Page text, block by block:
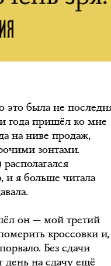
была не
года пришёл ко мне
на ниве продаж,
зонтами.
и я больше читала
он — мой третий
кроссовки и,
Без сдачи
на сдачу ещё